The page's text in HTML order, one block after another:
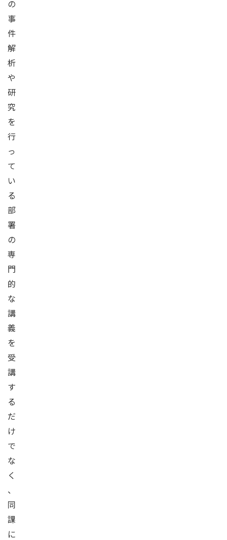
の
事
件
解
析
や
研
究
を
行
っ
て
い
る
部
署
の
専
門
的
な
講
義
を
受
講
す
る
だ
け
で
な
く
、
同
課
に